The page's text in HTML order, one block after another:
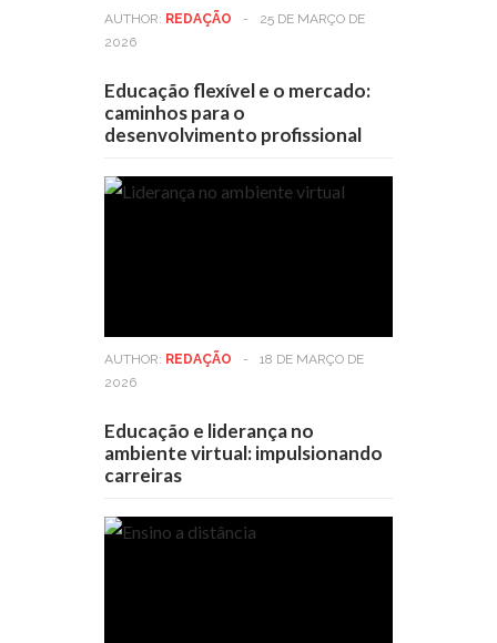
AUTHOR: REDAÇÃO -
25 DE MARÇO DE
2026
Educação flexível e o mercado:
caminhos para o
desenvolvimento profissional
AUTHOR: REDAÇÃO -
18 DE MARÇO DE
2026
Educação e liderança no
ambiente virtual: impulsionando
carreiras